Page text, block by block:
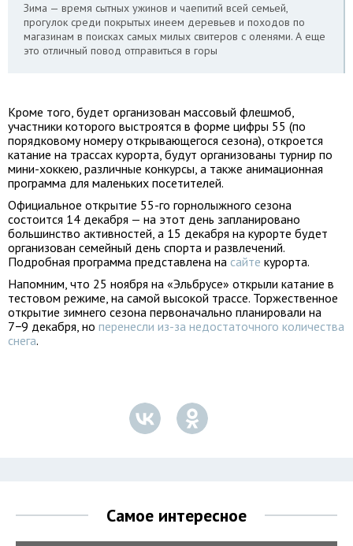
Зима — время сытных ужинов и чаепитий всей семьей,
прогулок среди покрытых инеем деревьев и походов по
магазинам в поисках самых милых свитеров с оленями. А еще
это отличный повод отправиться в горы
Кроме того, будет организован массовый флешмоб,
участники которого выстроятся в форме цифры 55 (по
порядковому номеру открывающегося сезона), откроется
катание на трассах курорта, будут организованы турнир по
мини-хоккею, различные конкурсы, а также анимационная
программа для маленьких посетителей.
Официальное открытие 55-го горнолыжного сезона
состоится 14 декабря — на этот день запланировано
большинство активностей, а 15 декабря на курорте будет
организован семейный день спорта и развлечений.
Подробная программа представлена на сайте курорта.
Напомним, что 25 ноября на «Эльбрусе» открыли катание в
тестовом режиме, на самой высокой трассе. Торжественное
открытие зимнего сезона первоначально планировали на
7−9 декабря, но перенесли из-за недостаточного количества
снега.
Самое интересное